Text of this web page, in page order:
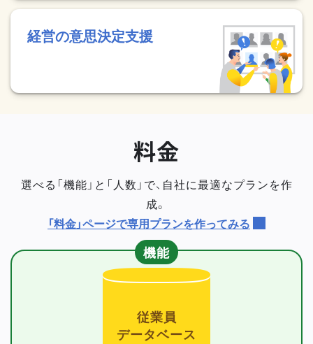
経営の意思決定支援
料金
選べる「機能」と「人数」で、自社に最適なプランを作
成。
「料金」ページで専用プランを作ってみる
機能
従業員
データベース